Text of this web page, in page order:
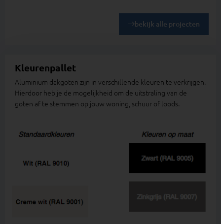
bekijk alle projecten
Kleurenpallet
Aluminium dakgoten zijn in verschillende kleuren te verkrijgen.
Hierdoor heb je de mogelijkheid om de uitstraling van de
goten af te stemmen op jouw woning, schuur of loods.